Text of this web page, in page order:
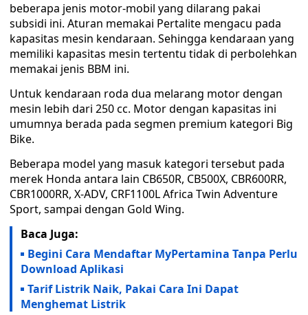
beberapa jenis motor-mobil yang dilarang pakai
subsidi ini. Aturan memakai Pertalite mengacu pada
kapasitas mesin kendaraan. Sehingga kendaraan yang
memiliki kapasitas mesin tertentu tidak di perbolehkan
memakai jenis BBM ini.
Untuk kendaraan roda dua melarang motor dengan
mesin lebih dari 250 cc. Motor dengan kapasitas ini
umumnya berada pada segmen premium kategori Big
Bike.
Beberapa model yang masuk kategori tersebut pada
merek Honda antara lain CB650R, CB500X, CBR600RR,
CBR1000RR, X-ADV, CRF1100L Africa Twin Adventure
Sport, sampai dengan Gold Wing.
Baca Juga:
Begini Cara Mendaftar MyPertamina Tanpa Perlu
Download Aplikasi
Tarif Listrik Naik, Pakai Cara Ini Dapat
Menghemat Listrik